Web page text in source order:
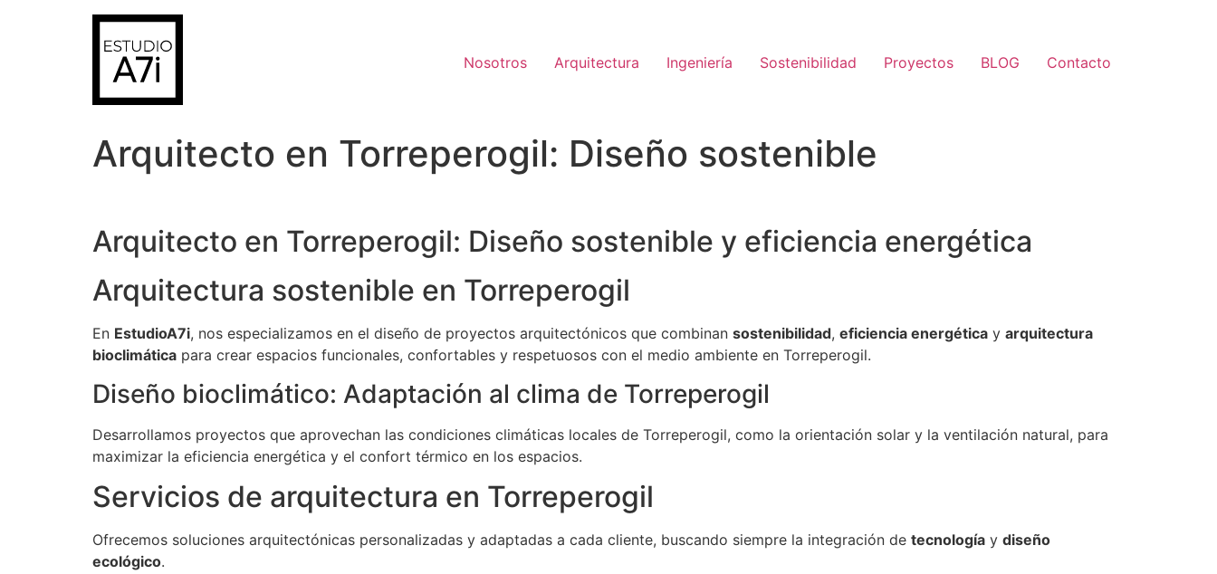
Nosotros Arquitectura Ingeniería Sostenibilidad Proyectos BLOG Contacto
Arquitecto en Torreperogil: Diseño sostenible
Arquitecto en Torreperogil: Diseño sostenible y eficiencia energética
Arquitectura sostenible en Torreperogil
En EstudioA7i, nos especializamos en el diseño de proyectos arquitectónicos que combinan sostenibilidad, eficiencia energética y arquitectura
bioclimática para crear espacios funcionales, confortables y respetuosos con el medio ambiente en Torreperogil.
Diseño bioclimático: Adaptación al clima de Torreperogil
Desarrollamos proyectos que aprovechan las condiciones climáticas locales de Torreperogil, como la orientación solar y la ventilación natural, para
maximizar la eficiencia energética y el confort térmico en los espacios.
Servicios de arquitectura en Torreperogil
Ofrecemos soluciones arquitectónicas personalizadas y adaptadas a cada cliente, buscando siempre la integración de tecnología y diseño
ecológico.